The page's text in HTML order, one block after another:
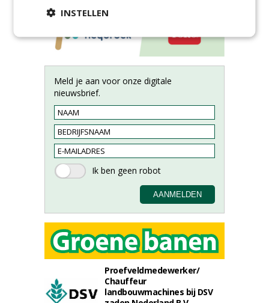
Meld je aan voor onze digitale
nieuwsbrief.
Proefveldmedewerker/
Chauffeur
landbouwmachines bij DSV
INSTELLEN